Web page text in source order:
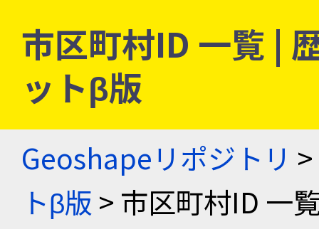
市区町村ID 一覧 |
ットβ版
Geoshapeリポジトリ >
トβ版 > 市区町村ID 一